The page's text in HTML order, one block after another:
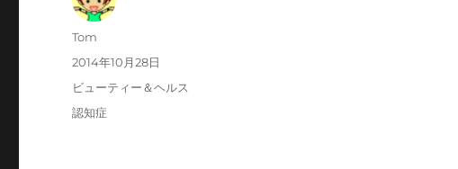
投
Tom
投
稿
2014年10月28日
カ
テ
ビューティー＆ヘルス
タ
認知症